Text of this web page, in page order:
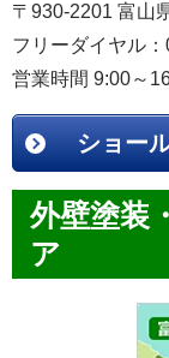
〒930-2201 富山
フリーダイヤル
営業時間 9:00～
ショー
外壁塗装
ア